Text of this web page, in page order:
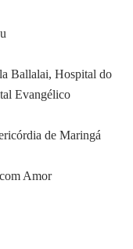
Ballalai, Hospital do
Evangélico
de Maringá
Amor